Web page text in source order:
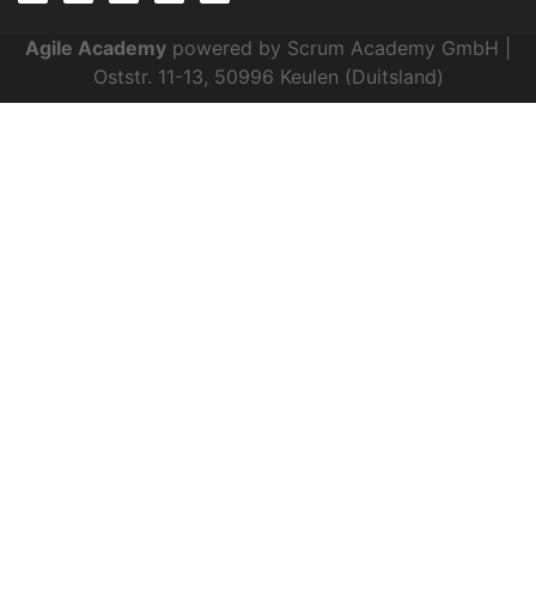
Agile Academy powered by Scrum Academy GmbH |
Oststr. 11-13, 50996 Keulen (Duitsland)